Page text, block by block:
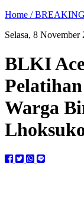
Home /
Selasa, 8
BLKI
Warga